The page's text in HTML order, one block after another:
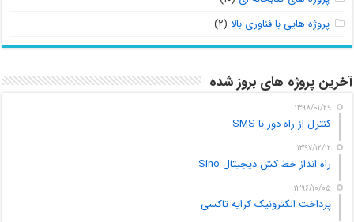
پروژه هایی با فناوری بالا (۲)
آخرین پروژه های بروز شده
۱۳۹۸/۰۱/۲۹
کنترل از راه دور با SMS
۱۳۹۷/۱۲/۱۲
راه انداز خط کش دیجیتال Sino
۱۳۹۶/۱۰/۰۵
پرداخت الکترونیک کرایه تاکسی